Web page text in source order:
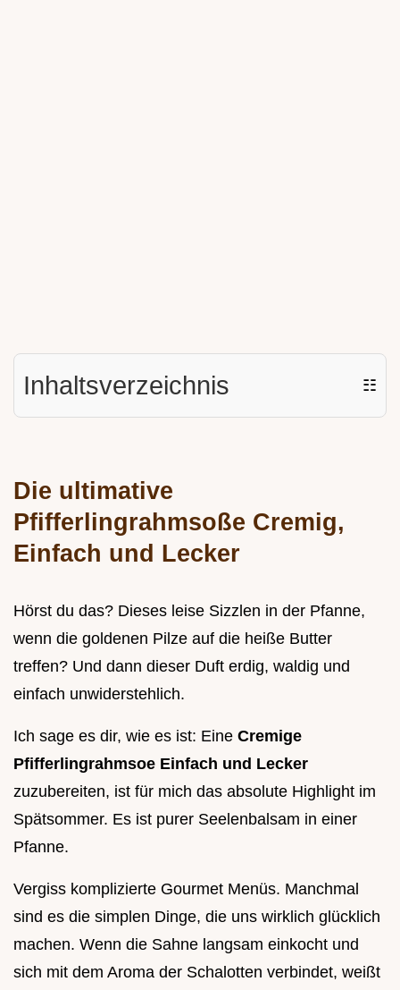
Inhaltsverzeichnis ☷
Die ultimative
Pfifferlingrahmsoße Cremig,
Einfach und Lecker
Hörst du das? Dieses leise Sizzlen in der Pfanne,
wenn die goldenen Pilze auf die heiße Butter
treffen? Und dann dieser Duft erdig, waldig und
einfach unwiderstehlich.
Ich sage es dir, wie es ist: Eine Cremige
Pfifferlingrahmsoe Einfach und Lecker
zuzubereiten, ist für mich das absolute Highlight im
Spätsommer. Es ist purer Seelenbalsam in einer
Pfanne.
Vergiss komplizierte Gourmet Menüs. Manchmal
sind es die simplen Dinge, die uns wirklich glücklich
machen. Wenn die Sahne langsam einkocht und
sich mit dem Aroma der Schalotten verbindet, weißt